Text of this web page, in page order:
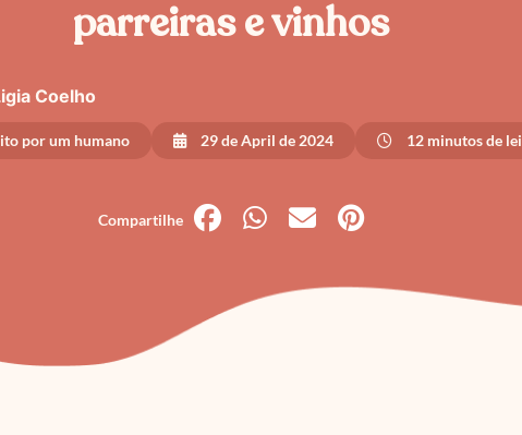
parreiras e vinhos
Coelho
por um humano 29 de April de 2024 12 minutos de